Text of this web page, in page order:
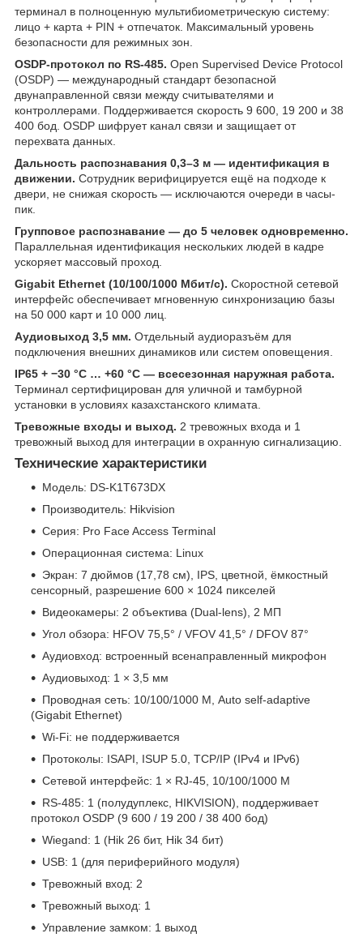
терминал в полноценную мультибиометрическую систему:
лицо + карта + PIN + отпечаток. Максимальный уровень
безопасности для режимных зон.
OSDP-протокол по RS-485. Open Supervised Device Protocol
(OSDP) — международный стандарт безопасной
двунаправленной связи между считывателями и
контроллерами. Поддерживается скорость 9 600, 19 200 и 38
400 бод. OSDP шифрует канал связи и защищает от
перехвата данных.
Дальность распознавания 0,3–3 м — идентификация в
движении. Сотрудник верифицируется ещё на подходе к
двери, не снижая скорость — исключаются очереди в часы-
пик.
Групповое распознавание — до 5 человек одновременно.
Параллельная идентификация нескольких людей в кадре
ускоряет массовый проход.
Gigabit Ethernet (10/100/1000 Мбит/с). Скоростной сетевой
интерфейс обеспечивает мгновенную синхронизацию базы
на 50 000 карт и 10 000 лиц.
Аудиовыход 3,5 мм. Отдельный аудиоразъём для
подключения внешних динамиков или систем оповещения.
IP65 + −30 °C … +60 °C — всесезонная наружная работа.
Терминал сертифицирован для уличной и тамбурной
установки в условиях казахстанского климата.
Тревожные входы и выход. 2 тревожных входа и 1
тревожный выход для интеграции в охранную сигнализацию.
Технические характеристики
Модель: DS-K1T673DX
Производитель: Hikvision
Серия: Pro Face Access Terminal
Операционная система: Linux
Экран: 7 дюймов (17,78 см), IPS, цветной, ёмкостный
сенсорный, разрешение 600 × 1024 пикселей
Видеокамеры: 2 объектива (Dual-lens), 2 МП
Угол обзора: HFOV 75,5° / VFOV 41,5° / DFOV 87°
Аудиовход: встроенный всенаправленный микрофон
Аудиовыход: 1 × 3,5 мм
Проводная сеть: 10/100/1000 М, Auto self-adaptive
(Gigabit Ethernet)
Wi-Fi: не поддерживается
Протоколы: ISAPI, ISUP 5.0, TCP/IP (IPv4 и IPv6)
Сетевой интерфейс: 1 × RJ-45, 10/100/1000 М
RS-485: 1 (полудуплекс, HIKVISION), поддерживает
протокол OSDP (9 600 / 19 200 / 38 400 бод)
Wiegand: 1 (Hik 26 бит, Hik 34 бит)
USB: 1 (для периферийного модуля)
Тревожный вход: 2
Тревожный выход: 1
Управление замком: 1 выход